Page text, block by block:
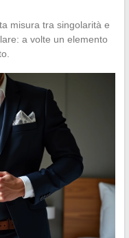
misura tra singolarità e
a volte un elemento